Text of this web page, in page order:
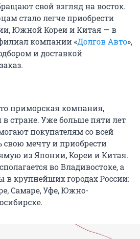
свой взгляд на восток.
стало легче приобрести
Южной Кореи и Китая — в
компании «Долгов Авто»,
и доставкой
приморская компания,
в стране. Уже больше пяти лет
покупателям со всей
свою мечту и приобрести
из Японии, Кореи и Китая.
во Владивостоке, а
крупнейших городах России:
Самаре, Уфе, Южно-